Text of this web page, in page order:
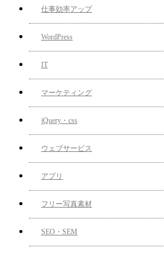
仕事効率アップ
WordPress
IT
マーケティング
jQuery・css
ウェブサービス
アプリ
フリー写真素材
SEO・SEM